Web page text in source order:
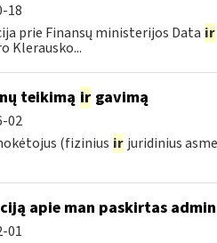
18
prie Finansų ministerijos Data ir
Klerausko...
teikimą irgavimą
02
(fizinius ir juridinius
apie man paskirtas
01